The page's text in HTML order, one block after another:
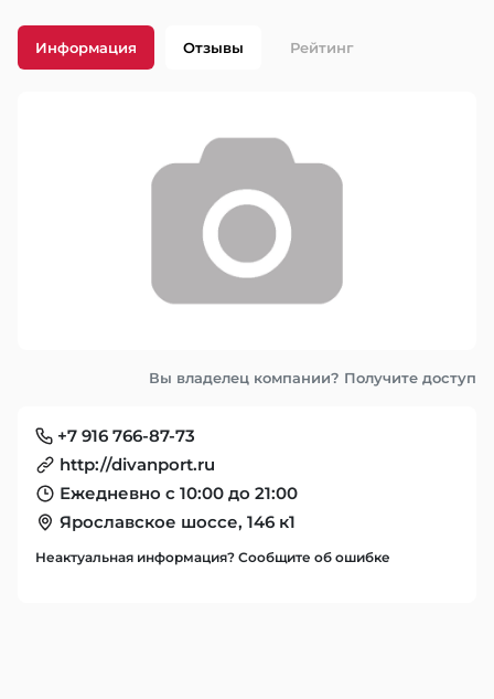
Информация Отзывы Рейтинг
Вы владелец компании? Получите доступ
+7 916 766-87-73
http://divanport.ru
Ежедневно с 10:00 до 21:00
Ярославское шоссе, 146 к1
Неактуальная информация? Сообщите об ошибке